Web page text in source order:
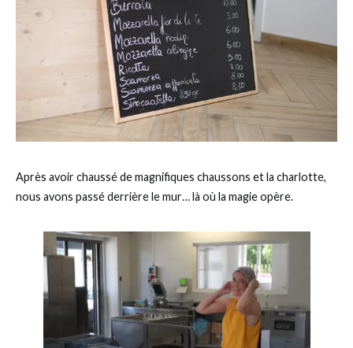
Après avoir chaussé de magnifiques chaussons et la charlotte,
nous avons passé derrière le mur… là où la magie opère.